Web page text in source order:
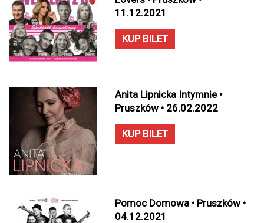
11.12.2021
KUP BILET
Anita Lipnicka Intymnie •
Pruszków • 26.02.2022
KUP BILET
Pomoc Domowa • Pruszków •
04.12.2021